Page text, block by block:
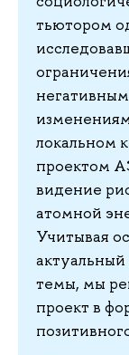
тьютором
локальном
проектом
видение
атомной
Учитывая
темы, мы
проект в